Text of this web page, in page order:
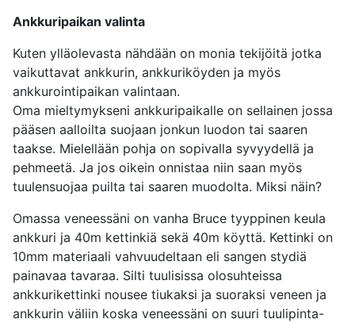
Ankkuripaikan valinta
Kuten ylläolevasta nähdään on monia tekijöitä jotka
vaikuttavat ankkurin, ankkuriköyden ja myös
ankkurointipaikan valintaan.
Oma mieltymykseni ankkuripaikalle on sellainen jossa
pääsen aalloilta suojaan jonkun luodon tai saaren
taakse. Mielellään pohja on sopivalla syvyydellä ja
pehmeetä. Ja jos oikein onnistaa niin saan myös
tuulensuojaa puilta tai saaren muodolta. Miksi näin?
Omassa veneessäni on vanha Bruce tyyppinen keula
ankkuri ja 40m kettinkiä sekä 40m köyttä. Kettinki on
10mm materiaali vahvuudeltaan eli sangen stydiä
painavaa tavaraa. Silti tuulisissa olosuhteissa
ankkurikettinki nousee tiukaksi ja suoraksi veneen ja
ankkurin väliin koska veneessäni on suuri tuulipinta-